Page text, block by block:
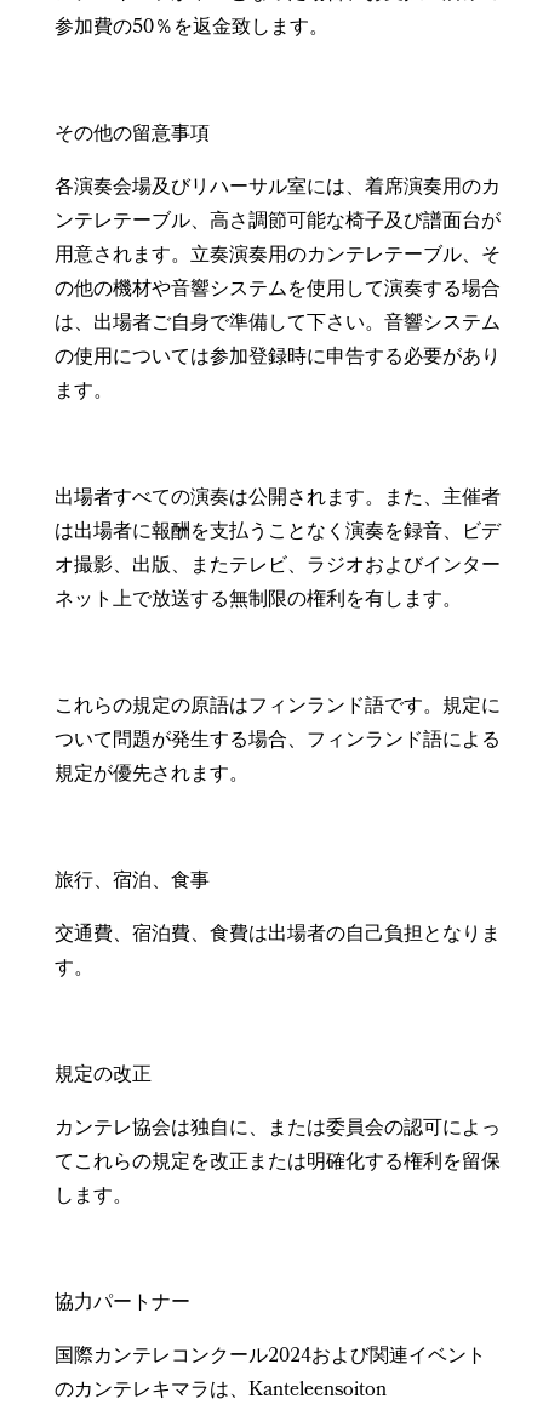
参加費の50％を返金致します。
その他の留意事項
各演奏会場及びリハーサル室には、着席演奏用のカ
ンテレテーブル、高さ調節可能な椅子及び譜面台が
用意されます。立奏演奏用のカンテレテーブル、そ
の他の機材や音響システムを使用して演奏する場合
は、出場者ご自身で準備して下さい。音響システム
の使用については参加登録時に申告する必要があり
ます。
出場者すべての演奏は公開されます。また、主催者
は出場者に報酬を支払うことなく演奏を録音、ビデ
オ撮影、出版、またテレビ、ラジオおよびインター
ネット上で放送する無制限の権利を有します。
これらの規定の原語はフィンランド語です。規定に
ついて問題が発生する場合、フィンランド語による
規定が優先されます。
旅行、宿泊、食事
交通費、宿泊費、食費は出場者の自己負担となりま
す。
規定の改正
カンテレ協会は独自に、または委員会の認可によっ
てこれらの規定を改正または明確化する権利を留保
します。
協力パートナー
国際カンテレコンクール2024および関連イベント
のカンテレキマラは、Kanteleensoiton